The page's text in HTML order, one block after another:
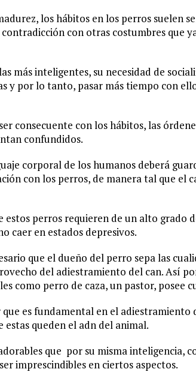
los hábitos en los perros suelen
con otras costumbres que
más inteligentes, su necesidad de
y por lo tanto, pasar más tiempo con
consecuente con los hábitos, las
confundidos.
corporal de los humanos deberá
con los perros, de manera tal que el
estos perros requieren de un alto grado
caer en estados depresivos.
que el dueño del perro sepa las
del adiestramiento del can. Así
como perro de caza, un pastor, posee
es fundamental en el
estas queden el adn del animal.
que por su misma inteligencia,
imprescindibles en ciertos aspectos.